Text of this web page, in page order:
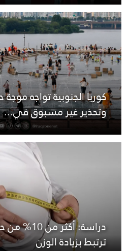
وتحذير غير مسبوق في...
دراسة:
ترتبط بزيادة الوزن